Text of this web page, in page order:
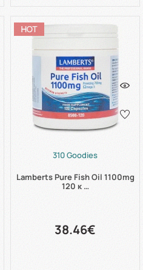
310 Goodies
Lamberts Pure Fish Oil 1100mg
120 κ …
38.46€